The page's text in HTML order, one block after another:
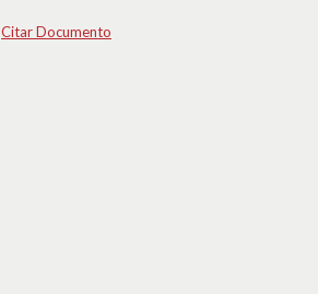
Citar Documento